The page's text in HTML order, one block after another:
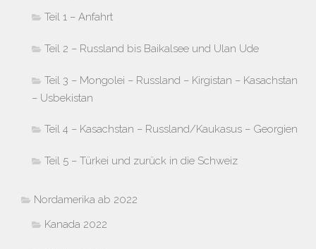
Teil 1 – Anfahrt
Teil 2 – Russland bis Baikalsee und Ulan Ude
Teil 3 – Mongolei – Russland – Kirgistan – Kasachstan
– Usbekistan
Teil 4 – Kasachstan – Russland/Kaukasus – Georgien
Teil 5 – Türkei und zurück in die Schweiz
Nordamerika ab 2022
Kanada 2022